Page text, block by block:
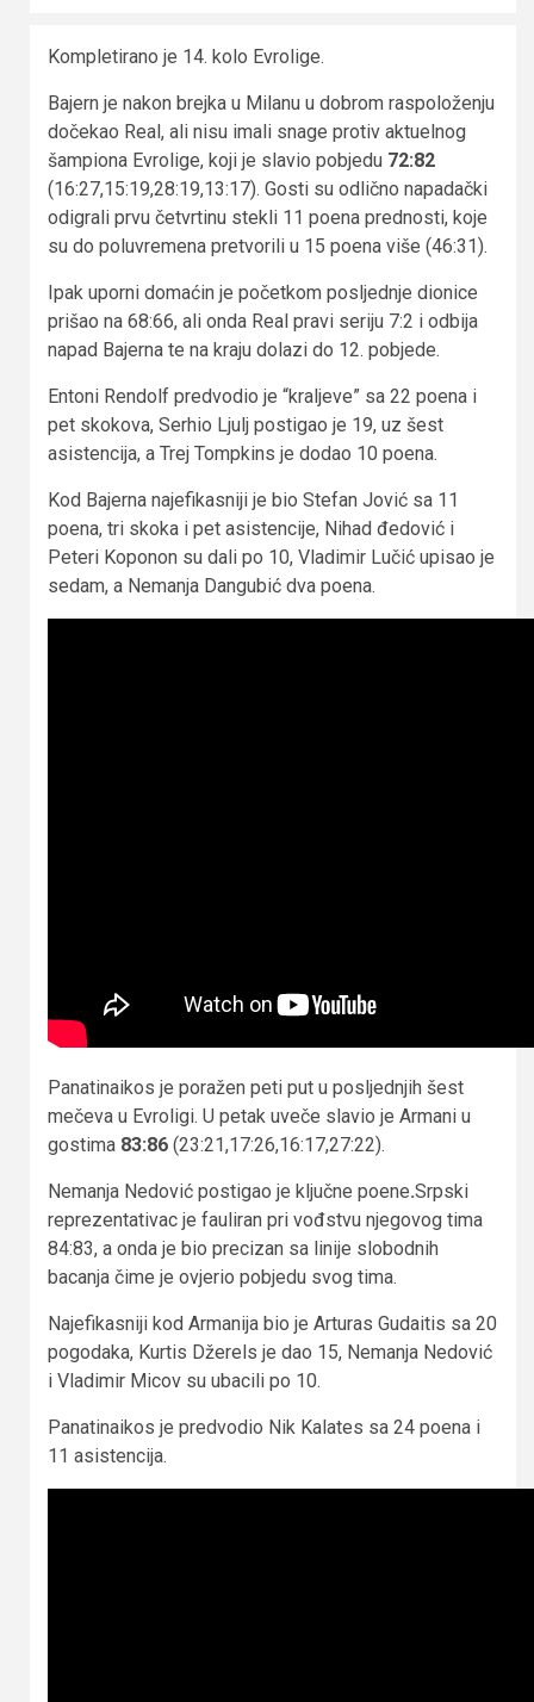
Kompletirano je 14. kolo Evrolige.
Bajern je nakon brejka u Milanu u dobrom raspoloženju
dočekao Real, ali nisu imali snage protiv aktuelnog
šampiona Evrolige, koji je slavio pobjedu 72:82
(16:27,15:19,28:19,13:17). Gosti su odlično napadački
odigrali prvu četvrtinu stekli 11 poena prednosti, koje
su do poluvremena pretvorili u 15 poena više (46:31).
Ipak uporni domaćin je početkom posljednje dionice
prišao na 68:66, ali onda Real pravi seriju 7:2 i odbija
napad Bajerna te na kraju dolazi do 12. pobjede.
Entoni Rendolf predvodio je “kraljeve” sa 22 poena i
pet skokova, Serhio Ljulj postigao je 19, uz šest
asistencija, a Trej Tompkins je dodao 10 poena.
Kod Bajerna najefikasniji je bio Stefan Jović sa 11
poena, tri skoka i pet asistencije, Nihad đedović i
Peteri Koponon su dali po 10, Vladimir Lučić upisao je
sedam, a Nemanja Dangubić dva poena.
Panatinaikos je poražen peti put u posljednjih šest
mečeva u Evroligi. U petak uveče slavio je Armani u
gostima 83:86 (23:21,17:26,16:17,27:22).
Nemanja Nedović postigao je ključne poene.Srpski
reprezentativac je fauliran pri vođstvu njegovog tima
84:83, a onda je bio precizan sa linije slobodnih
bacanja čime je ovjerio pobjedu svog tima.
Najefikasniji kod Armanija bio je Arturas Gudaitis sa 20
pogodaka, Kurtis Džerels je dao 15, Nemanja Nedović
i Vladimir Micov su ubacili po 10.
Panatinaikos je predvodio Nik Kalates sa 24 poena i
11 asistencija.